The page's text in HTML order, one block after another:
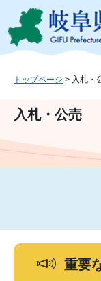
ジ
ュ
文
トップページ > 入札・
入札・公売
重要